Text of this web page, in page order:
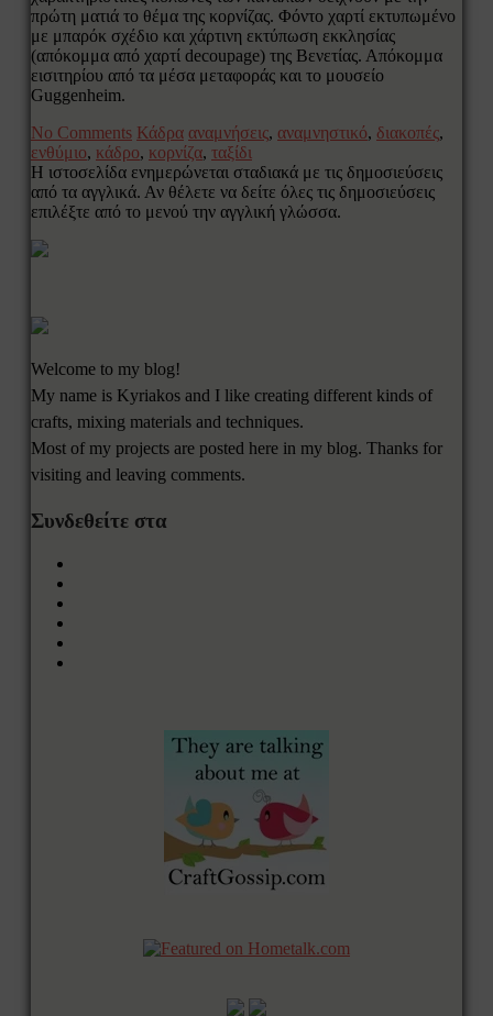
πρώτη ματιά το θέμα της κορνίζας. Φόντο χαρτί εκτυπωμένο
με μπαρόκ σχέδιο και χάρτινη εκτύπωση εκκλησίας
(απόκομμα από χαρτί decoupage) της Βενετίας. Απόκομμα
εισιτηρίου από τα μέσα μεταφοράς και το μουσείο
Guggenheim.
No Comments Κάδρα αναμνήσεις, αναμνηστικό, διακοπές,
ενθύμιο, κάδρο, κορνίζα, ταξίδι
Η ιστοσελίδα ενημερώνεται σταδιακά με τις δημοσιεύσεις
από τα αγγλικά. Αν θέλετε να δείτε όλες τις δημοσιεύσεις
επιλέξτε από το μενού την αγγλική γλώσσα.
Welcome to my blog!
My name is Kyriakos and I like creating different kinds of
crafts, mixing materials and techniques.
Most of my projects are posted here in my blog. Thanks for
visiting and leaving comments.
Συνδεθείτε στα